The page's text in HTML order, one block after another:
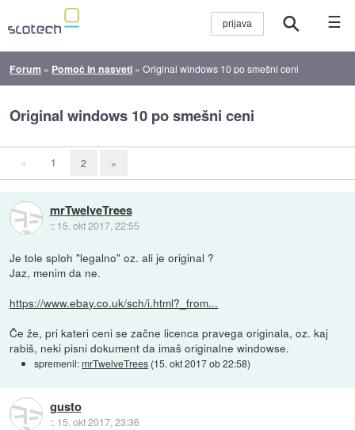
☰
Forum » Pomoč in nasveti »Original windows 10 po smešni ceni
Original windows 10 po smešni ceni
« 1 2 »
mrTwelveTrees
:: 15. okt 2017, 22:55
Je tole sploh "legalno" oz. ali je original ?
Jaz, menim da ne.
https://www.ebay.co.uk/sch/i.html?_from...
Če že, pri kateri ceni se začne licenca pravega originala, oz. kaj
rabiš, neki pisni dokument da imaš originalne windowse.
spremenil:mrTwelveTrees (15. okt 2017 ob 22:58)
gusto
:: 15. okt 2017, 23:36